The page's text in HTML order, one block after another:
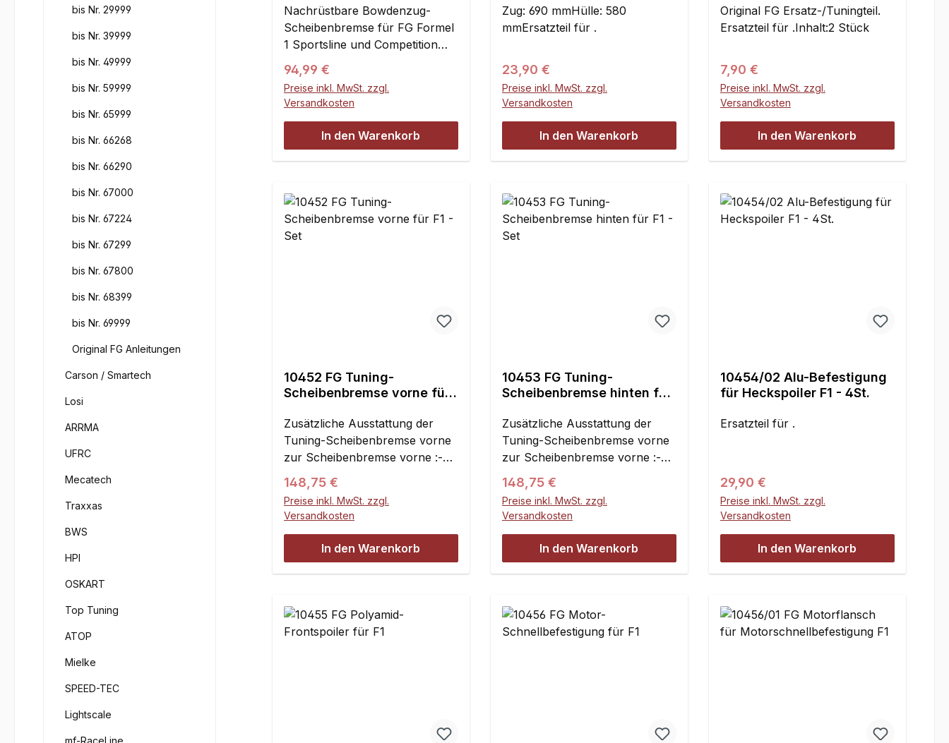
bis Nr. 29999
bis Nr. 39999
bis Nr. 49999
bis Nr. 59999
bis Nr. 65999
bis Nr. 66268
bis Nr. 66290
bis Nr. 67000
bis Nr. 67224
bis Nr. 67299
bis Nr. 67800
bis Nr. 68399
bis Nr. 69999
Original FG Anleitungen
Carson / Smartech
Losi
ARRMA
UFRC
Mecatech
Traxxas
BWS
HPI
OSKART
Top Tuning
ATOP
Mielke
SPEED-TEC
Lightscale
mf-RaceLine
Nachrüstbare Bowdenzug-
Scheibenbremse für FG Formel
1 Sportsline und Competition
Modelle. Wesentlich verbesserte
Bremsleistung zur
Serienbremse, sehr feinfühlig
einstellbar.
Regulärer Preis:
94,99 €
Preise inkl. MwSt. zzgl.
Versandkosten
In den Warenkorb
Zug: 690 mmHülle: 580
mmErsatzteil für .
Regulärer Preis:
23,90 €
Preise inkl. MwSt. zzgl.
Versandkosten
In den Warenkorb
Original FG Ersatz-/Tuningteil.
Ersatzteil für .Inhalt:2 Stück
Regulärer Preis:
7,90 €
Preise inkl. MwSt. zzgl.
Versandkosten
In den Warenkorb
10452 FG Tuning-
Scheibenbremse vorne für
Zusätzliche Ausstattung der
Tuning-Scheibenbremse vorne
zur Scheibenbremse vorne :-
Flexible Bowdenzüge- Alu-
Bowdenzughalter- Alu-
Führungsplatte mit Kugellager-
Stahl-Lagerbuchse- Stehbolzen
für Bremsbelag- Tuning-
Bremsscheibe- Wettbewerbs-
Bremsbelag
Regulärer Preis:
148,75 €
Preise inkl. MwSt. zzgl.
Versandkosten
In den Warenkorb
10453 FG Tuning-
Scheibenbremse hinten für
Zusätzliche Ausstattung der
Tuning-Scheibenbremse vorne
zur Scheibenbremse vorne :-
Flexible Bowdenzüge- Alu-
Bowdenzughalter- Alu-
Führungsplatte mit Kugellager-
Stahl-Lagerbuchse- Stehbolzen
für Bremsbelag- Tuning-
Bremsscheibe- Wettbewerbs-
Bremsbelag
Regulärer Preis:
148,75 €
Preise inkl. MwSt. zzgl.
Versandkosten
In den Warenkorb
10454/02 Alu-Befestigung
für Heckspoiler F1 - 4St.
Ersatzteil für .
Regulärer Preis:
29,90 €
Preise inkl. MwSt. zzgl.
Versandkosten
In den Warenkorb